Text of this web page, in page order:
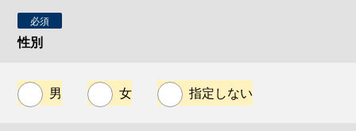
必須
性別
男 女 指定しない